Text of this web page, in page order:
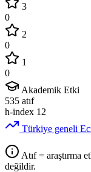
3
0
2
0
1
0
Akademik Etki
535 atıf
h-index 12
Türkiye geneli
Atıf = araştırma
değildir.